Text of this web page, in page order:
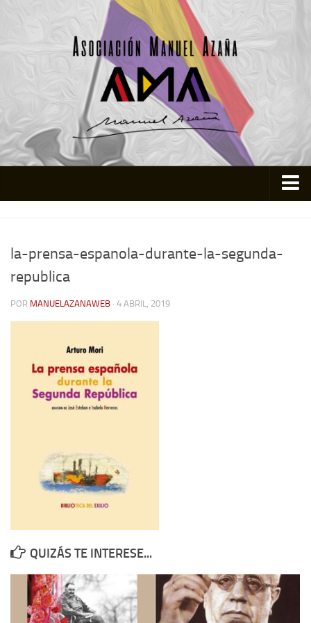
Quienes somos
Colabora
Memoria Histórica
Investigación previa de la represión en Talavera de la Reina (1937-
1947).
Enciclopedia Republicana
Militantes históricos IR
Personajes republicanos
Izquierda Republicana. Navarra
Izquierda Republicana. Galicia
Textos esenciales del republicanismo
la-prensa-espanola-durante-la-segunda-
republica
POR MANUELAZANAWEB · 4 ABRIL, 2019
QUIZÁS TE INTERESE...